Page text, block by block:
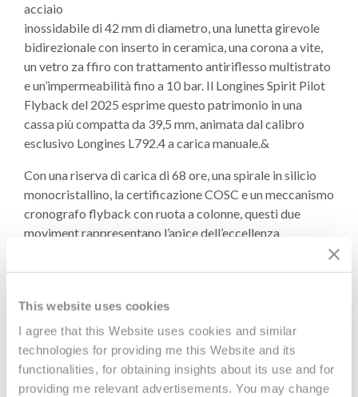
This website uses cookies
I agree that this Website uses cookies and similar
technologies for providing me this Website and its
functionalities, for obtaining insights about its use and for
providing me relevant advertisements. You may change
acciaio
inossidabile di 42 mm di diametro, una lunetta girevole
bidirezionale con inserto in ceramica, una corona a vite,
un vetro za ffiro con trattamento antiriflesso multistrato
e un’impermeabilità fino a 10 bar. Il Longines Spirit Pilot
Flyback del 2025 esprime questo patrimonio in una
cassa più compatta da 39,5 mm, animata dal calibro
esclusivo Longines L792.4 a carica manuale.&
Con una riserva di carica di 68 ore, una spirale in silicio
monocristallino, la certificazione COSC e un meccanismo
cronografo flyback con ruota a colonne, questi due
moviment rappresentano l’apice dell’eccellenza
strumento per aviatori in un cronografo contemporaneo.
alla vocazione originaria del meccanismo flyback,
combinando la sua distintiva funzionalità con gli
standard dell’orologeria svizzera contemporanea. Così
facendo, il marchio porta avanti n’invenzione concepita
per l’aviazione, preservandone le qualità essenziali di